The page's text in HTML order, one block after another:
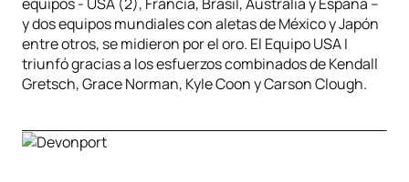
y dos equipos mundiales con aletas de México y Japón
entre otros, se midieron por el oro. El Equipo USA I
triunfó gracias a los esfuerzos combinados de Kendall
Gretsch, Grace Norman, Kyle Coon y Carson Clough.